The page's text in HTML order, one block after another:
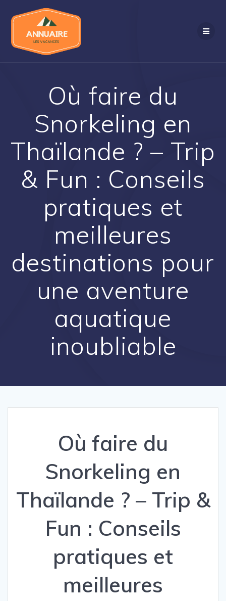
Où faire du
Snorkeling en
Thaïlande ? – Trip
& Fun : Conseils
pratiques et
meilleures
destinations pour
une aventure
aquatique
inoubliable
Où faire du
Snorkeling en
Thaïlande ? – Trip &
Fun : Conseils
pratiques et
meilleures